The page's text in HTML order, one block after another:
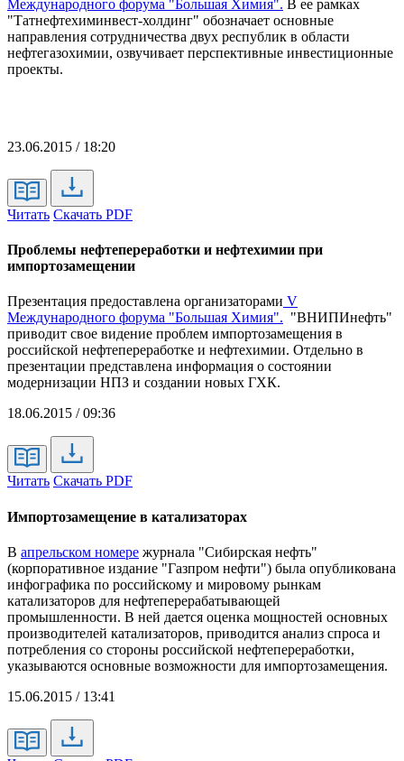
Международного форума "Большая Химия". В ее рамках
"Татнефтехиминвест-холдинг" обозначает основные
направления сотрудничества двух республик в области
нефтегазохимии, озвучивает перспективные инвестиционные
проекты.
23.06.2015 / 18:20
Читать Скачать PDF
Проблемы нефтепереработки и нефтехимии при
импортозамещении
Презентация предоставлена организаторами V
Международного форума "Большая Химия". "ВНИПИнефть"
приводит свое видение проблем импортозамещения в
российской нефтепереработке и нефтехимии. Отдельно в
презентации представлена информация о состоянии
модернизации НПЗ и создании новых ГХК.
18.06.2015 / 09:36
Читать Скачать PDF
Импортозамещение в катализаторах
В апрельском номере журнала "Сибирская нефть"
(корпоративное издание "Газпром нефти") была опубликована
инфографика по российскому и мировому рынкам
катализаторов для нефтеперерабатывающей
промышленности. В ней дается оценка мощностей основных
производителей катализаторов, приводится анализ спроса и
потребления со стороны российской нефтепереработки,
указываются основные возможности для импортозамещения.
15.06.2015 / 13:41